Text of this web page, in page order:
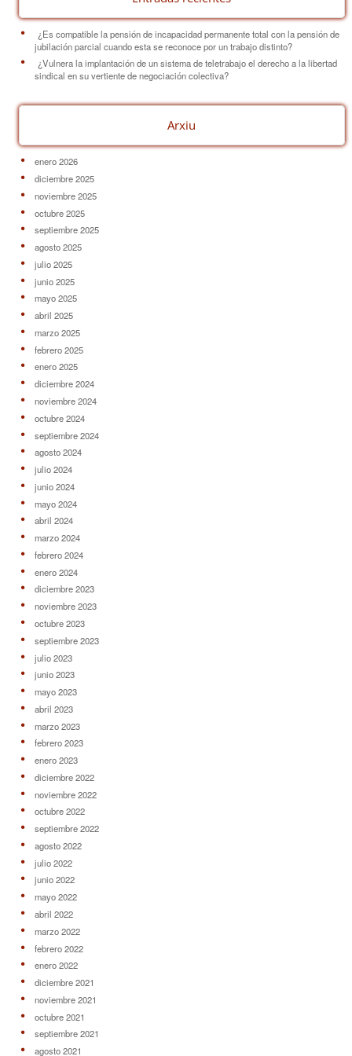
¿Es compatible la pensión de incapacidad permanente total con la pensión de
jubilación parcial cuando esta se reconoce por un trabajo distinto?
¿Vulnera la implantación de un sistema de teletrabajo el derecho a la libertad
sindical en su vertiente de negociación colectiva?
Arxiu
enero 2026
diciembre 2025
noviembre 2025
octubre 2025
septiembre 2025
agosto 2025
julio 2025
junio 2025
mayo 2025
abril 2025
marzo 2025
febrero 2025
enero 2025
diciembre 2024
noviembre 2024
octubre 2024
septiembre 2024
agosto 2024
julio 2024
junio 2024
mayo 2024
abril 2024
marzo 2024
febrero 2024
enero 2024
diciembre 2023
noviembre 2023
octubre 2023
septiembre 2023
julio 2023
junio 2023
mayo 2023
abril 2023
marzo 2023
febrero 2023
enero 2023
diciembre 2022
noviembre 2022
octubre 2022
septiembre 2022
agosto 2022
julio 2022
junio 2022
mayo 2022
abril 2022
marzo 2022
febrero 2022
enero 2022
diciembre 2021
noviembre 2021
octubre 2021
septiembre 2021
agosto 2021